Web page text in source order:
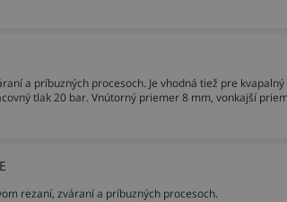
a príbuzných procesoch. Je vhodná tiež pre kvapalný
tlak 20 bar. Vnútorný priemer 8 mm, vonkajší
rezaní, zváraní a príbuzných procesoch.